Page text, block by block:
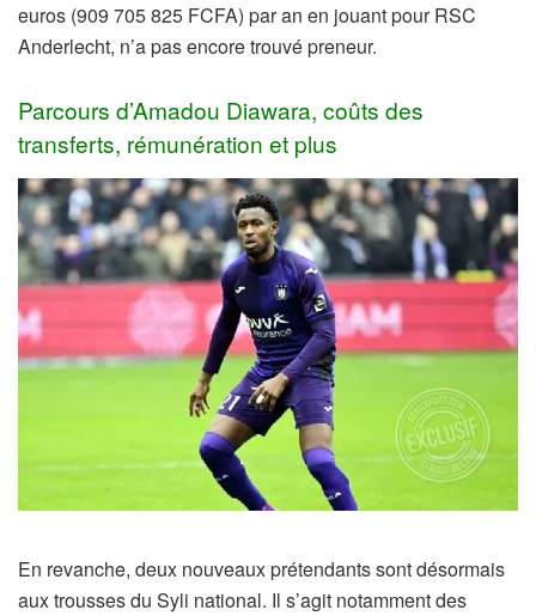
euros (909 705 825 FCFA) par an en jouant pour RSC
Anderlecht, n’a pas encore trouvé preneur.
Parcours d’Amadou Diawara, coûts des
transferts, rémunération et plus
En revanche, deux nouveaux prétendants sont désormais
aux trousses du Syli national. Il s’agit notamment des